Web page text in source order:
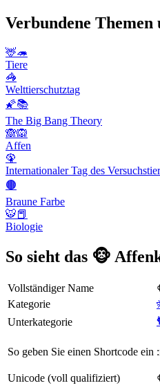
Verbundene Themen
🦌🦔
Tiere
🦓
Welttierschutztag
🌠📚
The Big Bang Theory
🙈🙉
Affen
🦚
Internationaler Tag des
🟤
Braune Farbe
🐯📕
Biologie
So sieht das 🐵
Vollständiger Name
Kategorie
Unterkategorie
So geben Sie einen Shortcode ein
Unicode (voll qualifiziert)